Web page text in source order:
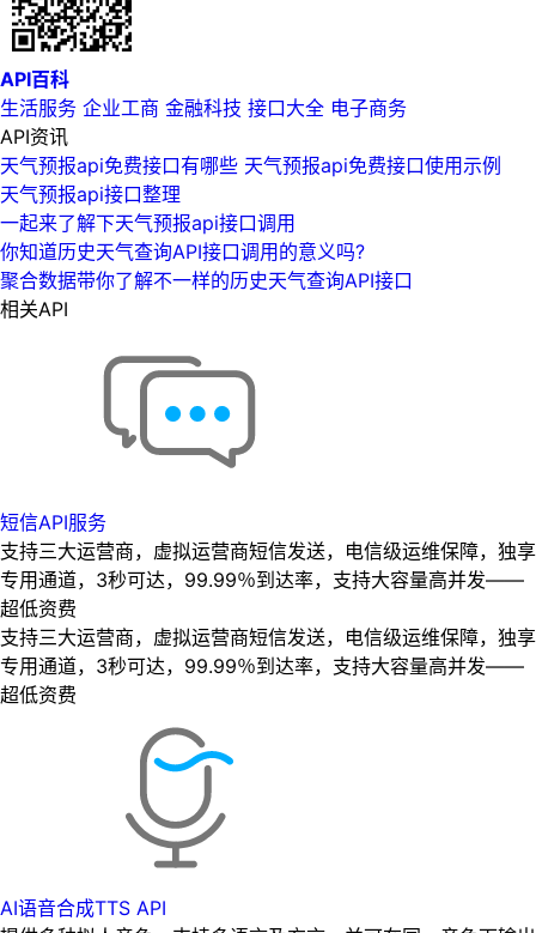
API百科
生活服务 企业工商 金融科技 接口大全 电子商务
API资讯
天气预报api免费接口有哪些 天气预报api免费接口使用示例
天气预报api接口整理
一起来了解下天气预报api接口调用
你知道历史天气查询API接口调用的意义吗?
聚合数据带你了解不一样的历史天气查询API接口
相关API
短信API服务
支持三大运营商，虚拟运营商短信发送，电信级运维保障，独享
专用通道，3秒可达，99.99％到达率，支持大容量高并发——
超低资费
支持三大运营商，虚拟运营商短信发送，电信级运维保障，独享
专用通道，3秒可达，99.99％到达率，支持大容量高并发——
超低资费
AI语音合成TTS API